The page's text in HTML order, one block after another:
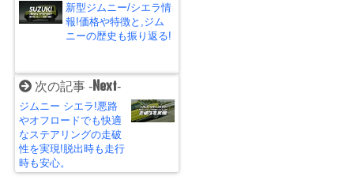
新型ジムニー/シエラ情
報!価格や特徴と,ジム
ニーの歴史も振り返る!
次の記事 -Next-
ジムニー シエラ!悪路
やオフロードでも快適
なステアリングの走破
性を実現!脱出時も走行
時も安心。